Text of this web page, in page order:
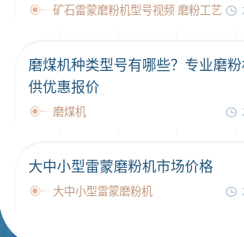
矿石雷蒙磨粉机型号视频 磨粉工艺
磨煤机种类型号有哪些？专业磨
供优惠报价
磨煤机
大中小型雷蒙磨粉机市场价格
大中小型雷蒙磨粉机